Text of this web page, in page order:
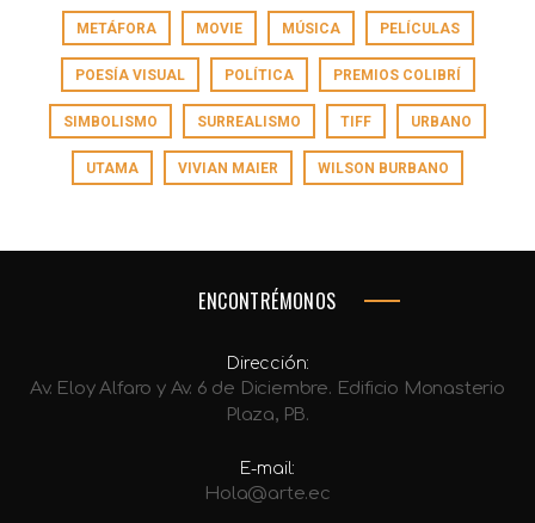
METÁFORA MOVIE MÚSICA PELÍCULAS
POESÍA VISUAL POLÍTICA PREMIOS COLIBRÍ
SIMBOLISMO SURREALISMO TIFF URBANO
UTAMA VIVIAN MAIER WILSON BURBANO
ENCONTRÉMONOS
Dirección:
Av. Eloy Alfaro y Av. 6 de Diciembre. Edificio Monasterio
Plaza, PB.
E-mail:
Hola@arte.ec